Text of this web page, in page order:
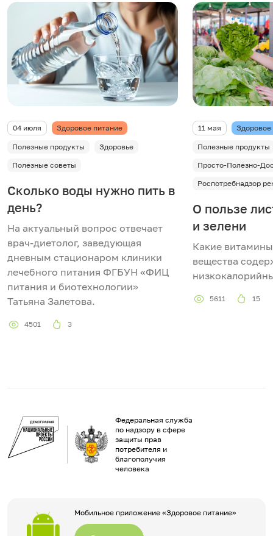
04 июля Здоровое питание
Полезные продукты
Здоровье
Полезные советы
Сколько воды нужно пить в
день?
На актуальный вопрос отвечает
врач-диетолог, заведующая
дневным стационаром клиники
лечебного питания ФГБУН «ФИЦ
питания и биотехнологии»
Татьяна Залетова.
4501 3
11 мая Здоровое
Полезные продукты
Просто-Полезно-
Роспотребнадзор
О пользе
и зелени
Какие
вещества
5611 15
Федеральная служба
по надзору в сфере
защиты прав
потребителя и
благополучия
человека
Мобильное приложение «Здоровое питание»